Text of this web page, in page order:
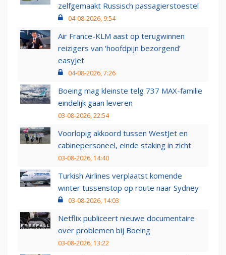
zelfgemaakt Russisch passagierstoestel
04-08-2026, 9:54
Air France-KLM aast op terugwinnen
reizigers van ‘hoofdpijn bezorgend’
easyJet
04-08-2026, 7:26
Boeing mag kleinste telg 737 MAX-familie
eindelijk gaan leveren
03-08-2026, 22:54
Voorlopig akkoord tussen WestJet en
cabinepersoneel, einde staking in zicht
03-08-2026, 14:40
Turkish Airlines verplaatst komende
winter tussenstop op route naar Sydney
03-08-2026, 14:03
Netflix publiceert nieuwe documentaire
over problemen bij Boeing
03-08-2026, 13:22